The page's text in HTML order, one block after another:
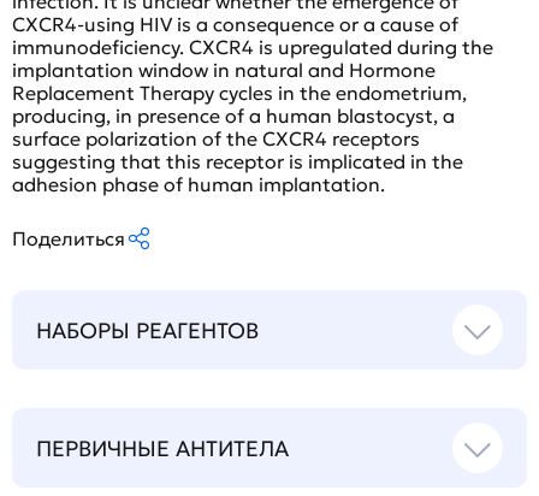
CXCR4-using HIV is a consequence or a cause of
immunodeficiency. CXCR4 is upregulated during the
implantation window in natural and Hormone
Replacement Therapy cycles in the endometrium,
producing, in presence of a human blastocyst, a
surface polarization of the CXCR4 receptors
suggesting that this receptor is implicated in the
adhesion phase of human implantation.
Поделиться
НАБОРЫ РЕАГЕНТОВ
ПЕРВИЧНЫЕ АНТИТЕЛА